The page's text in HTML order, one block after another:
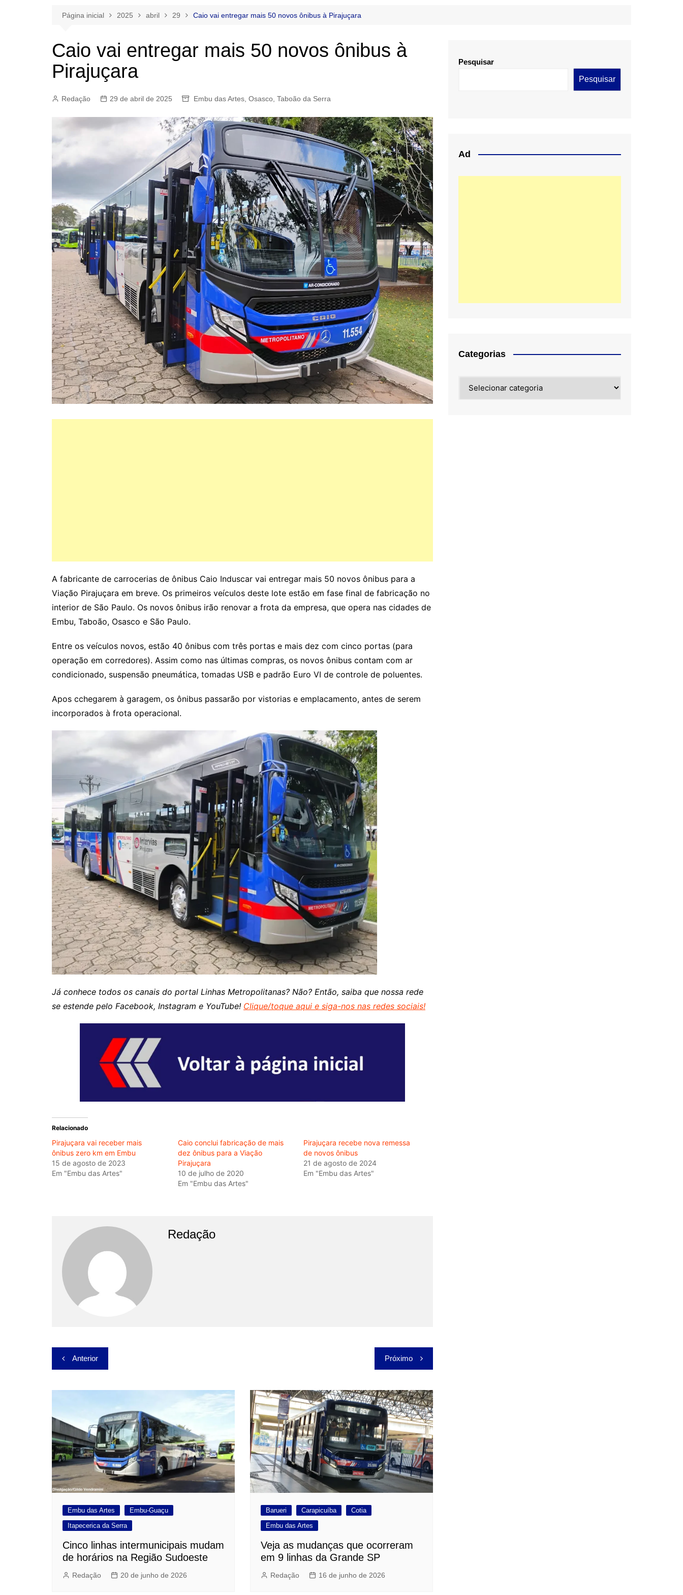
Página inicial 2025 abril 29 Caio vai entregar mais 50 novos ônibus à Pirajuçara
Caio vai entregar mais 50 novos ônibus à
Pirajuçara
Redação 29 de abril de 2025 Embu das Artes Osasco Taboão da Serra
A fabricante de carrocerias de ônibus Caio Induscar vai entregar mais 50 novos ônibus para a
Viação Pirajuçara em breve. Os primeiros veículos deste lote estão em fase final de fabricação no
interior de São Paulo. Os novos ônibus irão renovar a frota da empresa, que opera nas cidades de
Embu, Taboão, Osasco e São Paulo.
Entre os veículos novos, estão 40 ônibus com três portas e mais dez com cinco portas (para
operação em corredores). Assim como nas últimas compras, os novos ônibus contam com ar
condicionado, suspensão pneumática, tomadas USB e padrão Euro VI de controle de poluentes.
Apos cchegarem à garagem, os ônibus passarão por vistorias e emplacamento, antes de serem
incorporados à frota operacional.
Já conhece todos os canais do portal Linhas Metropolitanas? Não? Então, saiba que nossa rede
se estende pelo Facebook, Instagram e YouTube! Clique/toque aqui e siga-nos nas redes sociais!
Relacionado
Pirajuçara vai receber mais
ônibus zero km em Embu
15 de agosto de 2023
Em "Embu das Artes"
Caio conclui fabricação de mais
dez ônibus para a Viação
Pirajuçara
10 de julho de 2020
Em "Embu das Artes"
Pirajuçara recebe nova remessa
de novos ônibus
21 de agosto de 2024
Em "Embu das Artes"
Redação
Navegação
de
Post
Anterior Próximo
Embu das Artes
Embu-Guaçu
Itapecerica da Serra
Cinco linhas intermunicipais mudam
de horários na Região Sudoeste
Redação 20 de junho de 2026
Barueri Carapicuíba
Cotia
Embu das Artes
Veja as mudanças que ocorreram
em 9 linhas da Grande SP
Redação 16 de junho de 2026
Pesquisar
Pesquisar
Ad
Categorias